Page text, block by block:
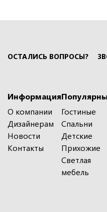
ОСТАЛИСЬ ВОПРОСЫ?
Информация
О компании
Дизайнерам
Новости
Контакты
Гостиные
Спальни
Детские
Прихожие
Светлая
мебель